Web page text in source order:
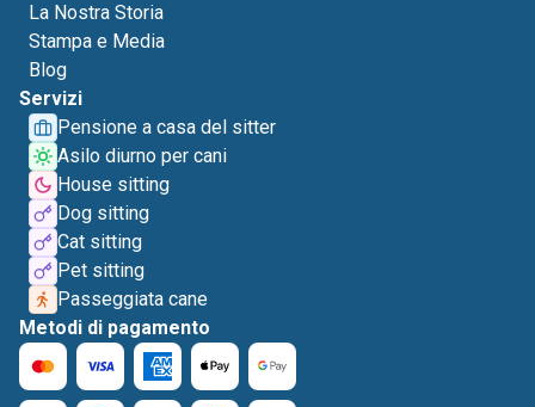
La Nostra Storia
Stampa e Media
Blog
Servizi
Pensione a casa del sitter
Asilo diurno per cani
House sitting
Dog sitting
Cat sitting
Pet sitting
Passeggiata cane
Metodi di pagamento